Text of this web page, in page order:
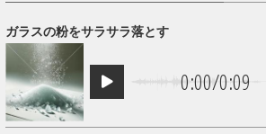
0:00/0:09
ガラスの粉をサラサラ落とす